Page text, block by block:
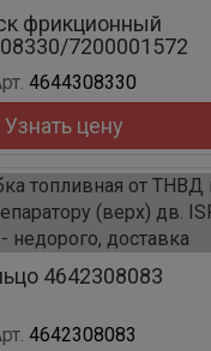
фрикционный
7200001572
4644308330
Узнать цену
4642308083
4642308083